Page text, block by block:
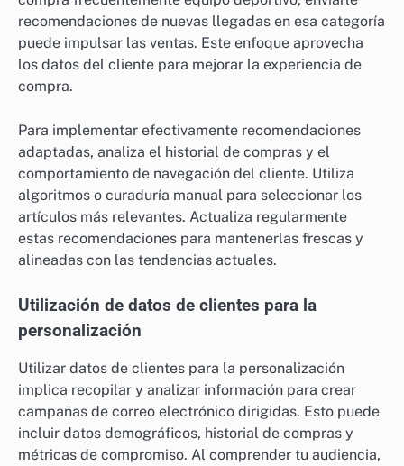
recomendaciones de nuevas llegadas en esa categoría
puede impulsar las ventas. Este enfoque aprovecha
los datos del cliente para mejorar la experiencia de
compra.
Para implementar efectivamente recomendaciones
adaptadas, analiza el historial de compras y el
comportamiento de navegación del cliente. Utiliza
algoritmos o curaduría manual para seleccionar los
artículos más relevantes. Actualiza regularmente
estas recomendaciones para mantenerlas frescas y
alineadas con las tendencias actuales.
Utilización de datos de clientes para la
personalización
Utilizar datos de clientes para la personalización
implica recopilar y analizar información para crear
campañas de correo electrónico dirigidas. Esto puede
incluir datos demográficos, historial de compras y
métricas de compromiso. Al comprender tu audiencia,